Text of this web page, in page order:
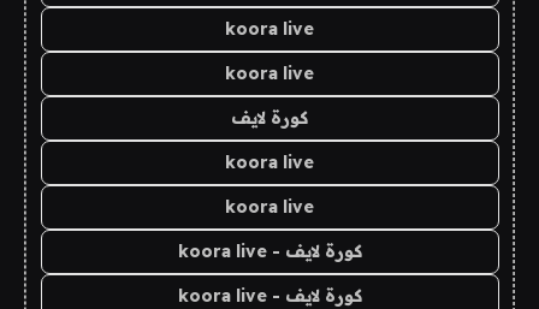
koora live
koora live
كورة لايف
koora live
koora live
كورة لايف - koora live
كورة لايف - koora live